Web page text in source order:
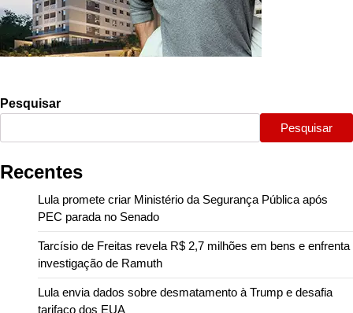
Pesquisar
Pesquisar
Recentes
Lula promete criar Ministério da Segurança Pública após
PEC parada no Senado
Tarcísio de Freitas revela R$ 2,7 milhões em bens e enfrenta
investigação de Ramuth
Lula envia dados sobre desmatamento à Trump e desafia
tarifaço dos EUA